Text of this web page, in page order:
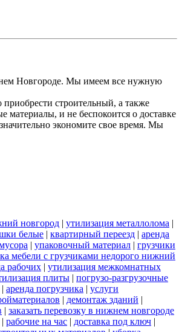
Новгороде. Мы имеем все нужную
строительный, а также
и не беспокоится о доставке
экономите свое время. Мы
новгород | утилизация металлолома |
белые | квартирный переезд | аренда
| упаковочный материал | грузчики
мебели с грузчиками недорого нижний
рабочих | утилизация межкомнатных
плиты | погрузо-разгрузочные
| аренда погрузчика | услуги
| демонтаж зданий |
| заказать перевозку в нижнем новгороде
| рабочие на час | доставка под ключ |